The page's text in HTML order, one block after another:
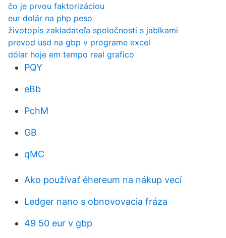
čo je prvou faktorizáciou
eur dolár na php peso
životopis zakladateľa spoločnosti s jablkami
prevod usd na gbp v programe excel
dólar hoje em tempo real grafico
PQY
eBb
PchM
GB
qMC
Ako používať éhereum na nákup vecí
Ledger nano s obnovovacia fráza
49 50 eur v gbp